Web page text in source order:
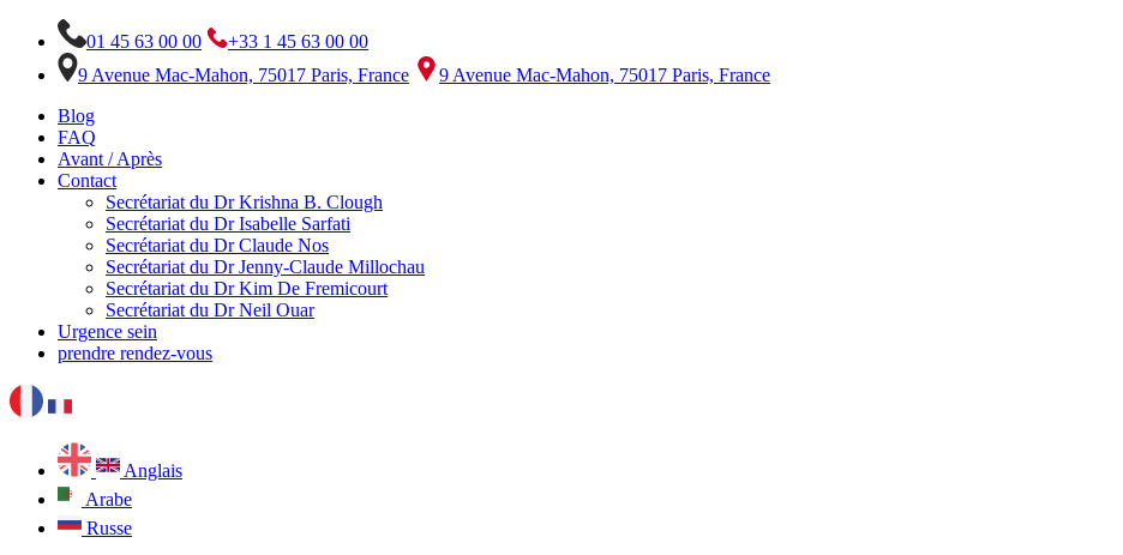
01 45 63 00 00
+33 1 45 63 00 00
9 Avenue Mac-Mahon, 75017 Paris, France
9 Avenue Mac-Mahon, 75017 Paris, France
Blog
FAQ
Avant / Après
Contact
Secrétariat du Dr Krishna B. Clough
Secrétariat du Dr Isabelle Sarfati
Secrétariat du Dr Claude Nos
Secrétariat du Dr Jenny-Claude Millochau
Secrétariat du Dr Kim De Fremicourt
Secrétariat du Dr Neil Ouar
Urgence sein
prendre rendez-vous
Anglais
Arabe
Russe